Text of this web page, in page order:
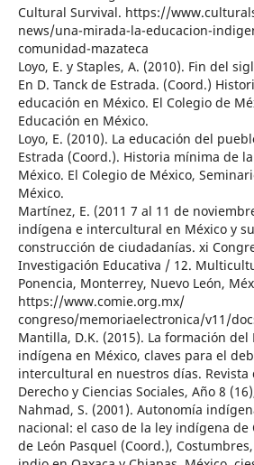
Cultural Survival. https://
news/una-mirada-la-educacion-
comunidad-mazateca
Loyo, E. y Staples, A. (2010). Fin del
En D. Tanck de Estrada. (Coord.)
educación en México. El Colegio de
Educación en México.
Loyo, E. (2010). La educación del
Estrada (Coord.). Historia mínima de
México. El Colegio de México,
México.
Martínez, E. (2011 7 al 11 de
indígena e intercultural en México y
construcción de ciudadanías. xi
Investigación Educativa / 12.
Ponencia, Monterrey, Nuevo León,
https://www.comie.org.mx/
congreso/memoriaelectronica/v11/
Mantilla, D.K. (2015). La formación del
indígena en México, claves para el
intercultural en nuestros días. Revista
Derecho y Ciencias Sociales, Año 8
Nahmad, S. (2001). Autonomía
nacional: el caso de la ley indígena de
de León Pasquel (Coord.),